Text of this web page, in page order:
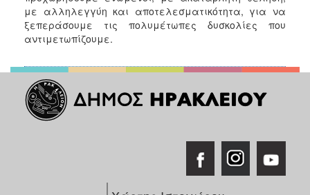
με αλληλεγγύη και αποτελεσματικότητα, για να
ξεπεράσουμε τις πολυμέτωπες δυσκολίες που
αντιμετωπίζουμε.